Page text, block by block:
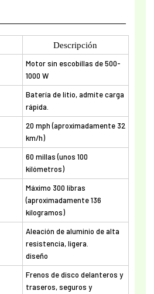
Descripción
Motor sin escobillas de 500-
1000 W
Batería de litio, admite carga
rápida.
20 mph (aproximadamente 32
km/h)
60 millas (unos 100
kilómetros)
Máximo 300 libras
(aproximadamente 136
kilogramos)
Aleación de aluminio de alta
resistencia, ligera.
diseño
Frenos de disco delanteros y
traseros, seguros y